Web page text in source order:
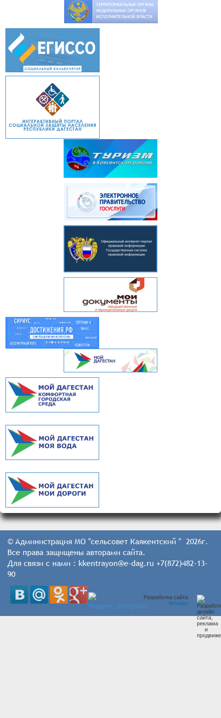
© Администрация МО "сельсовет Каякентский " 2026г.
Все права защищены авторами сайта.
Для связи с нами : kkentrayon@e-dag.ru +7(872)482-13-
90
Разработка сайта
Bevolex